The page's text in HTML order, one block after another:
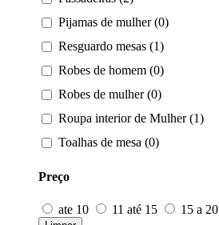
Pijamas de mulher (0)
Resguardo mesas (1)
Robes de homem (0)
Robes de mulher (0)
Roupa interior de Mulher (1)
Toalhas de mesa (0)
Preço
ate 10 11 até 15 15 a 20